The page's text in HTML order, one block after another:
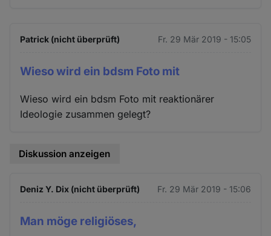
Patrick (nicht überprüft) Fr. 29 Mär 2019 - 15:05
Wieso wird ein bdsm Foto mit
Wieso wird ein bdsm Foto mit reaktionärer
Ideologie zusammen gelegt?
Diskussion anzeigen
Deniz Y. Dix (nicht überprüft) Fr. 29 Mär 2019 - 15:06
Man möge religiöses,